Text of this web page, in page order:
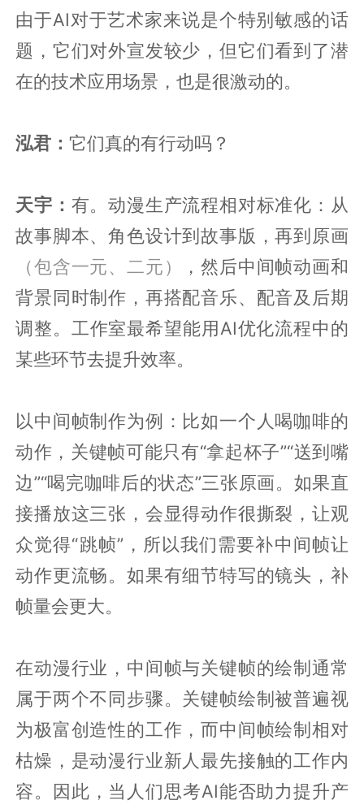
由于AI对于艺术家来说是个特别敏感的话
题，它们对外宣发较少，但它们看到了潜
在的技术应用场景，也是很激动的。
泓君： 它们真的有行动吗？
天宇： 有。动漫生产流程相对标准化：从
故事脚本、角色设计到故事版，再到原画
（包含一元、二元）
，然后中间帧动画和
背景同时制作，再搭配音乐、配音及后期
调整。工作室最希望能用AI优化流程中的
某些环节去提升效率。
以中间帧制作为例：比如一个人喝咖啡的
动作，关键帧可能只有“拿起杯子”“送到嘴
边”“喝完咖啡后的状态”三张原画。如果直
接播放这三张，会显得动作很撕裂，让观
众觉得“跳帧”，所以我们需要补中间帧让
动作更流畅。如果有细节特写的镜头，补
帧量会更大。
在动漫行业，中间帧与关键帧的绘制通常
属于两个不同步骤。关键帧绘制被普遍视
为极富创造性的工作，而中间帧绘制相对
枯燥，是动漫行业新人最先接触的工作内
容。因此，当人们思考AI能否助力提升产